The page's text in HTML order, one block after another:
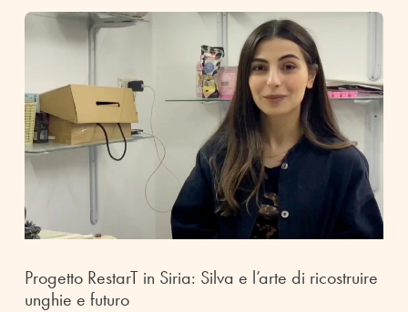
Progetto RestarT in Siria: Silva e l’arte di ricostruire
unghie e futuro